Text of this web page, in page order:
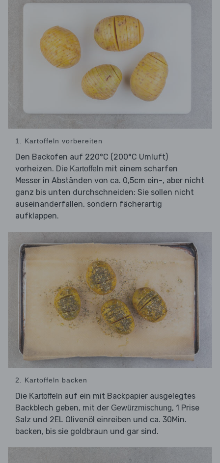
1. Kartoffeln vorbereiten
Den Backofen auf 220°C (200°C Umluft)
vorheizen. Die Kartoffeln mit einem scharfen
Messer in Abständen von ca. 0,5cm ein-, aber nicht
ganz bis unten durchschneiden: Sie sollen nicht
auseinanderfallen, sondern fächerartig
aufklappen.
2. Kartoffeln backen
Die Kartoffeln auf ein mit Backpapier ausgelegtes
Backblech geben, mit der Gewürzmischung, 1 Prise
Salz und 2EL Olivenöl einreiben und ca. 30Min.
backen, bis sie goldbraun und gar sind.